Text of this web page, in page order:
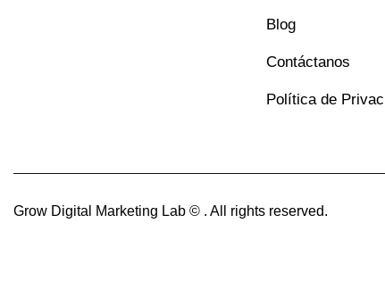
Blog
Contáctanos
Política de
Grow Digital Marketing Lab © . All rights reserved.